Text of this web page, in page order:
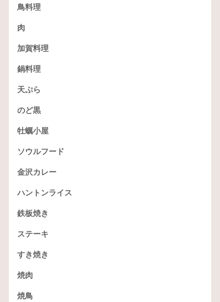
鳥料理
肉
加賀料理
鍋料理
天ぷら
のど黒
牡蠣小屋
ソウルフード
金沢カレー
ハントンライス
鉄板焼き
ステーキ
すき焼き
焼肉
焼鳥